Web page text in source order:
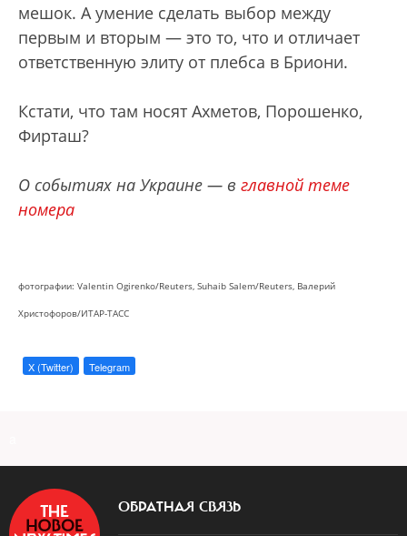
мешок. А умение сделать выбор между
первым и вторым — это то, что и отличает
ответственную элиту от плебса в Бриони.
Кстати, что там носят Ахметов, Порошенко,
Фирташ?
О событиях на Украине — в главной теме
номера
фотографии: Valentin Ogirenko/Reuters, Suhaib Salem/Reuters, Валерий
Христофоров/ИТАР-ТАСС
X (Twitter) Telegram
ОБРАТНАЯ СВЯЗЬ